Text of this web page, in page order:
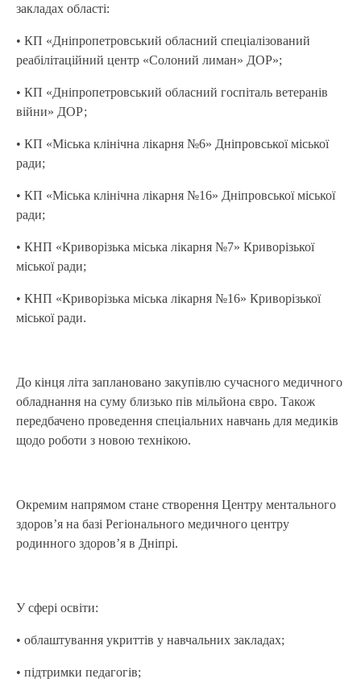
закладах області:
• КП «Дніпропетровський обласний спеціалізований
реабілітаційний центр «Солоний лиман» ДОР»;
• КП «Дніпропетровський обласний госпіталь ветеранів
війни» ДОР;
• КП «Міська клінічна лікарня №6» Дніпровської міської
ради;
• КП «Міська клінічна лікарня №16» Дніпровської міської
ради;
• КНП «Криворізька міська лікарня №7» Криворізької
міської ради;
• КНП «Криворізька міська лікарня №16» Криворізької
міської ради.
До кінця літа заплановано закупівлю сучасного медичного
обладнання на суму близько пів мільйона євро. Також
передбачено проведення спеціальних навчань для медиків
щодо роботи з новою технікою.
Окремим напрямом стане створення Центру ментального
здоров’я на базі Регіонального медичного центру
родинного здоров’я в Дніпрі.
У сфері освіти:
• облаштування укриттів у навчальних закладах;
• підтримки педагогів;